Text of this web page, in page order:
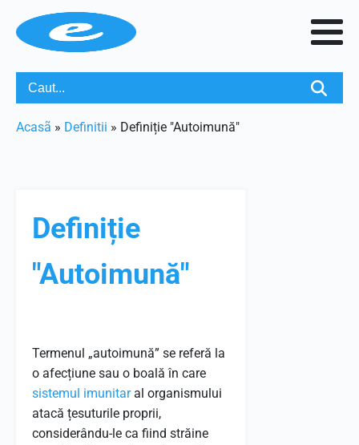
Acasã » Definitii » Definiție "Autoimună"
Definiție
"Autoimună"
Termenul „autoimună” se referă la
o afecțiune sau o boală în care
sistemul imunitaral organismului
atacă țesuturile proprii,
considerându-le ca fiind străine